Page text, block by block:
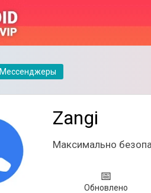
Мессенджеры
Zangi
Максимально
📅
Обновлено